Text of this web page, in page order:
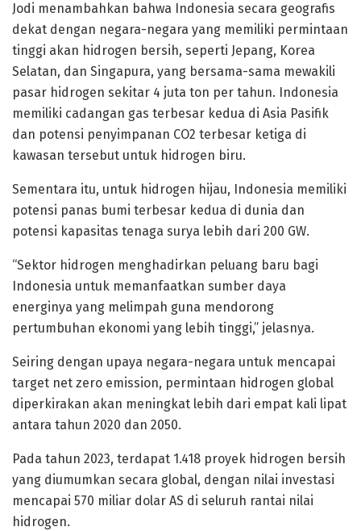
Jodi menambahkan bahwa Indonesia secara geografis
dekat dengan negara-negara yang memiliki permintaan
tinggi akan hidrogen bersih, seperti Jepang, Korea
Selatan, dan Singapura, yang bersama-sama mewakili
pasar hidrogen sekitar 4 juta ton per tahun. Indonesia
memiliki cadangan gas terbesar kedua di Asia Pasifik
dan potensi penyimpanan CO2 terbesar ketiga di
kawasan tersebut untuk hidrogen biru.
Sementara itu, untuk hidrogen hijau, Indonesia memiliki
potensi panas bumi terbesar kedua di dunia dan
potensi kapasitas tenaga surya lebih dari 200 GW.
“Sektor hidrogen menghadirkan peluang baru bagi
Indonesia untuk memanfaatkan sumber daya
energinya yang melimpah guna mendorong
pertumbuhan ekonomi yang lebih tinggi,” jelasnya.
Seiring dengan upaya negara-negara untuk mencapai
target net zero emission, permintaan hidrogen global
diperkirakan akan meningkat lebih dari empat kali lipat
antara tahun 2020 dan 2050.
Pada tahun 2023, terdapat 1.418 proyek hidrogen bersih
yang diumumkan secara global, dengan nilai investasi
mencapai 570 miliar dolar AS di seluruh rantai nilai
hidrogen.